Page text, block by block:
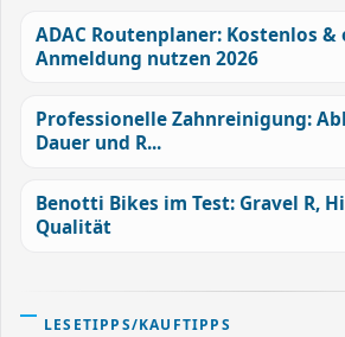
ADAC Routenplaner: Kostenlos &
Anmeldung nutzen 2026
Professionelle Zahnreinigung:
Dauer und R...
Benotti Bikes im Test: Gravel R,
Qualität
LESETIPPS/KAUFTIPPS